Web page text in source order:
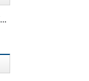
冯国栋：像赞、颂古与普请：“五祖重来”故事的跨媒介、跨文类传播